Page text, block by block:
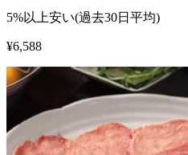
5%以上安い(過去30日平均)
¥6,588